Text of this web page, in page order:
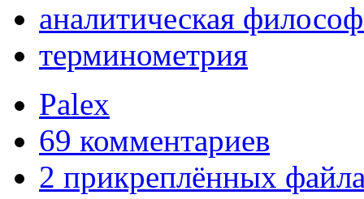
аналитическая
терминометрия
Palex
69 комментариев
2 прикреплённых